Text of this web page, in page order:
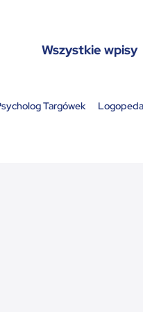
Wszystkie wpisy
Targówek